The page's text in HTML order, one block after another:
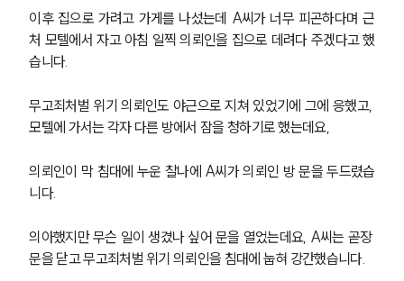
이후 집으로 가려고 가게를 나섰는데 A씨가 너무 피곤하다며 근
처 모텔에서 자고 아침 일찍 의뢰인을 집으로 데려다 주겠다고 했
습니다.
무고죄처벌 위기 의뢰인도 야근으로 지쳐 있었기에 그에 응했고,
모텔에 가서는 각자 다른 방에서 잠을 청하기로 했는데요,
의뢰인이 막 침대에 누운 찰나에 A씨가 의뢰인 방 문을 두드렸습
니다.
의아했지만 무슨 일이 생겼나 싶어 문을 열었는데요, A씨는 곧장
문을 닫고 무고죄처벌 위기 의뢰인을 침대에 눕혀 강간했습니다.